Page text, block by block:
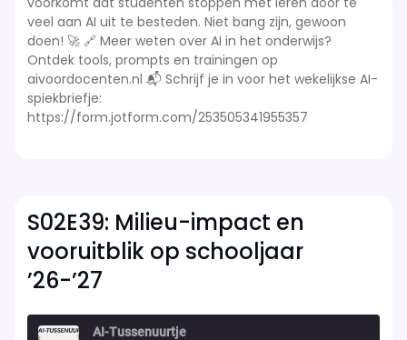
veel aan AI uit te besteden. Niet bang zijn, gewoon
doen! 🚀 🔗 Meer weten over AI in het onderwijs?
Ontdek tools, prompts en trainingen op
aivoordocenten.nl 📬 Schrijf je in voor het wekelijkse AI-
spiekbriefje:
https://form.jotform.com/253505341955357
S02E39: Milieu-impact en
vooruitblik op schooljaar
’26-’27
AI-Tussenuurtje